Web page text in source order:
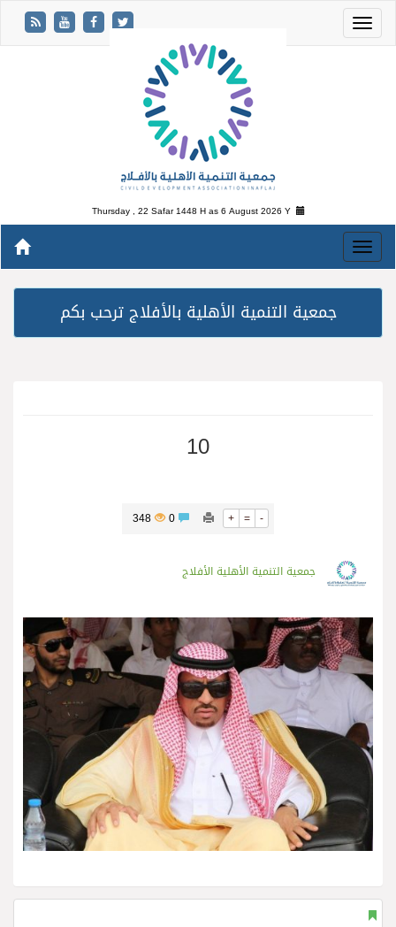
Thursday , 22 Safar 1448 H as6 August 2026 Y
جمعية التنمية الأهلية بالأفلاج ترحب بكم
10
+ = -
348
جمعية التنمية الأهلية الأفلاج